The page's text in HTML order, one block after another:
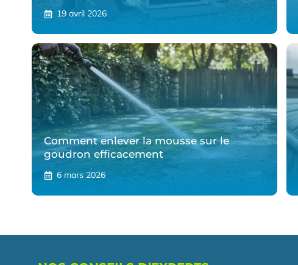
19 avril 2026
Comment enlever la mousse sur le
goudron efficacement
6 mars 2026